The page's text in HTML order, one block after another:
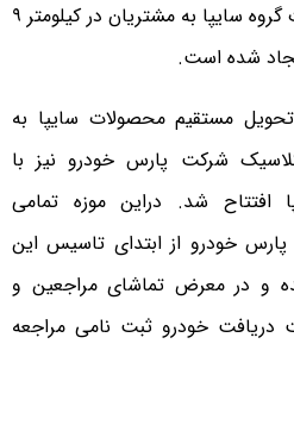
مرکز تحویل مستقیم محصولات گروه سایپا به مشتریان در کیلومتر ۹
شده است.
تحویل مستقیم محصولات سایپا به
شرکت پارس خودرو نیز با
افتتاح شد. دراین موزه تمامی
خودرو از ابتدای تاسیس این
و در معرض تماشای مراجعین و
دریافت خودرو ثبت نامی مراجعه